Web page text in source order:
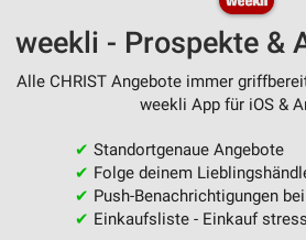
weekli - Prospekte &
Alle CHRIST Angebote immer
weekli App für iOS &
✔ Standortgenaue Angebote
✔ Folge deinem
✔ Push-Benachrichtigungen
✔ Einkaufsliste - Einkauf